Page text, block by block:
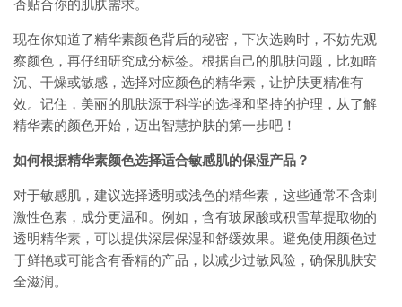
否贴合你的肌肤需求。
现在你知道了精华素颜色背后的秘密，下次选购时，不妨先观
察颜色，再仔细研究成分标签。根据自己的肌肤问题，比如暗
沉、干燥或敏感，选择对应颜色的精华素，让护肤更精准有
效。记住，美丽的肌肤源于科学的选择和坚持的护理，从了解
精华素的颜色开始，迈出智慧护肤的第一步吧！
如何根据精华素颜色选择适合敏感肌的保湿产品？
对于敏感肌，建议选择透明或浅色的精华素，这些通常不含刺
激性色素，成分更温和。例如，含有玻尿酸或积雪草提取物的
透明精华素，可以提供深层保湿和舒缓效果。避免使用颜色过
于鲜艳或可能含有香精的产品，以减少过敏风险，确保肌肤安
全滋润。